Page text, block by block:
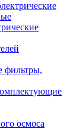
фильтры,
осмоса